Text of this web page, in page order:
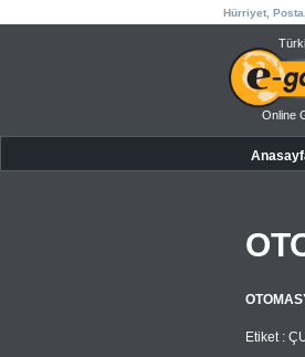
Hürriyet,
Online
Etiket :